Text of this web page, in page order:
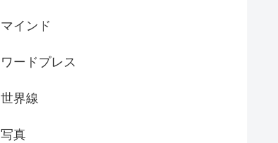
マインド
ワードプレス
世界線
写真